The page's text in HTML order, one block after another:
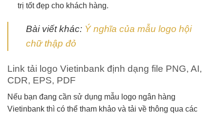
trị tốt đẹp cho khách hàng.
Bài viết khác: Ý nghĩa của mẫu logo hội
chữ thập đỏ
Link tải logo Vietinbank định dạng file PNG, AI,
CDR, EPS, PDF
Nếu bạn đang cần sử dụng mẫu logo ngân hàng
Vietinbank thì có thể tham khảo và tải về thông qua các